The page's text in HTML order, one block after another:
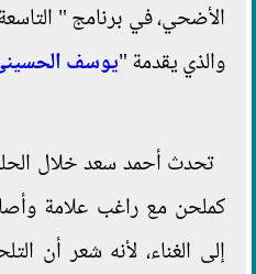
الأضحي، في برنامج "
والذي يقدمة "يوسف
تحدث أحمد سعد خلال
كملحن مع راغب علامة
إلى الغناء، لأنه شعر أن